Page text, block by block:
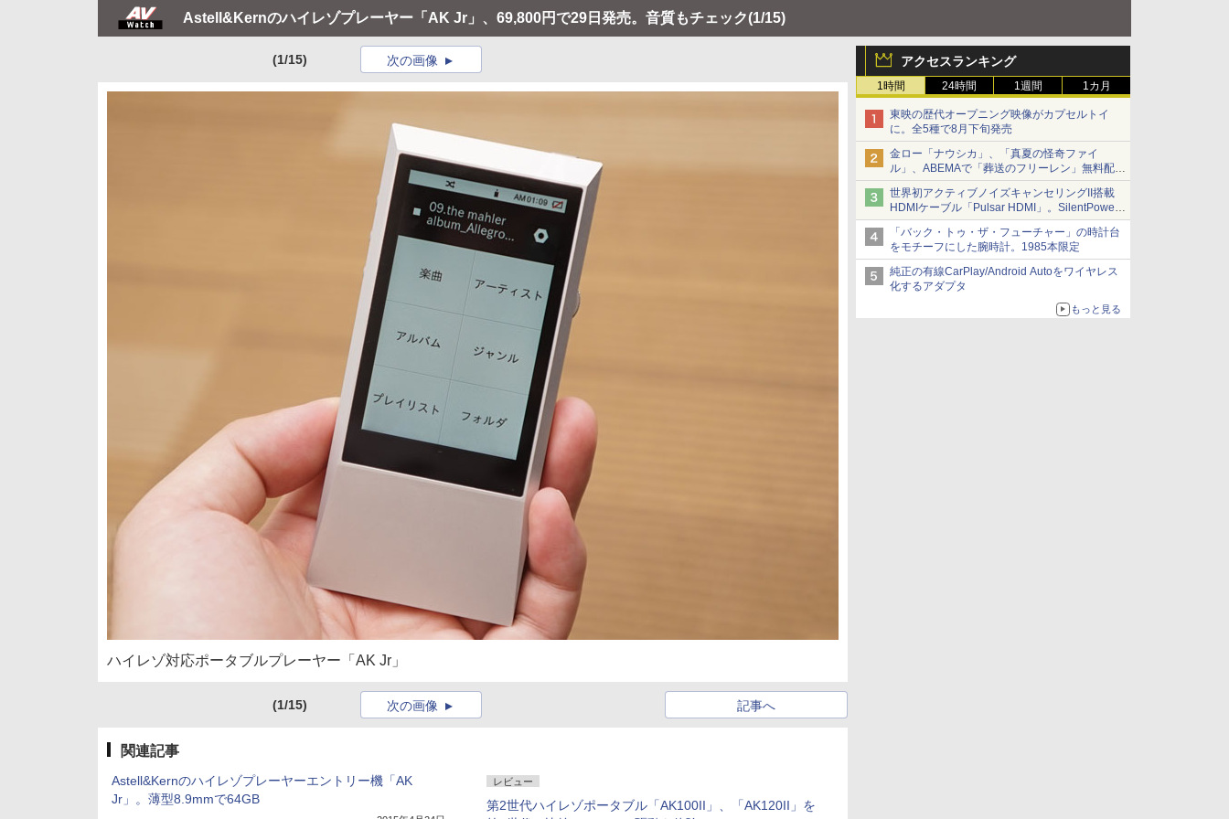
Astell&Kernのハイレゾプレーヤー「AK Jr」、69,800円で29日発売。音質もチェック(1/15)
アクセスランキング
1時間 24時間 1週間 1カ月
東映の歴代オープニング映像がカプセルトイ
に。全5種で8月下旬発売
金ロー「ナウシカ」、「真夏の怪奇ファイ
ル」、ABEMAで「葬送のフリーレン」無料配信
など。夏の特番・配信情報
世界初アクティブノイズキャンセリングII搭載
HDMIケーブル「Pulsar HDMI」。SilentPower
から
「バック・トゥ・ザ・フューチャー」の時計台
をモチーフにした腕時計。1985本限定
純正の有線CarPlay/Android Autoをワイヤレス
化するアダプタ
もっと見る
(1/15) 次の画像
ハイレゾ対応ポータブルプレーヤー「AK Jr」
(1/15) 記事へ
次の画像
関連記事
Astell&Kernのハイレゾプレーヤーエントリー機「AK
Jr」。薄型8.9mmで64GB
レビュー
第2世代ハイレゾポータブル「AK100II」、「AK120II」を